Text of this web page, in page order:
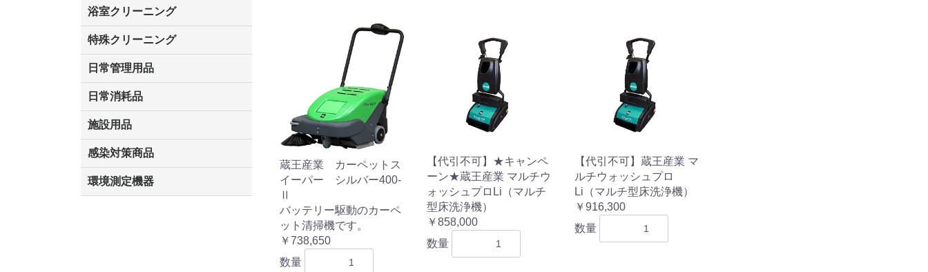
洗剤
尿石除去剤
水アカ除去剤
排水管つまり除去剤
消臭・防臭剤
道具
浴室クリーニング
洗剤
道具
特殊クリーニング
エアコン
外壁
石材
日常管理用品
クリーナー
洗濯用洗剤
油汚れ落とし
サビ取り剤
タバコ専用消臭
日常消耗品
トイレットペーパー
ペーパータオル
便座除菌クリーナー
ポリ袋
施設用品
くず入れ
傘立
灰皿
ベンチ
マット・他
感染対策商品
手袋
うがい薬
除菌洗剤
手洗い石鹸
手指消毒
おう吐物
マスク
環境測定機器
蔵王産業 カーペットス
イーパー シルバー400-
Ⅱ
バッテリー駆動のカーペ
ット清掃機です。
￥738,650
数量
【代引不可】★キャンペ
ーン★蔵王産業 マルチウ
ォッシュプロLi（マルチ
型床洗浄機）
￥858,000
数量
【代引不可】蔵王産業 マ
ルチウォッシュプロ
Li（マルチ型床洗浄機）
￥916,300
数量